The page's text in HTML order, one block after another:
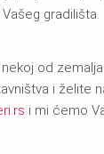
gradilišta.
od
i želite
rs i mi ćemo